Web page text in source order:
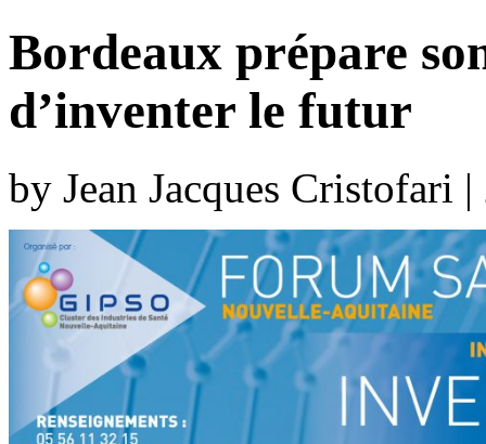
Bordeaux prépare
d’inventer le futur
by Jean Jacques Cristofari